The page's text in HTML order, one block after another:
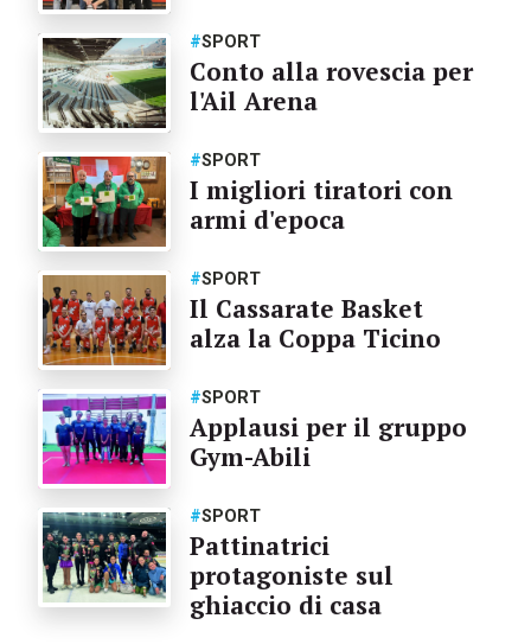
#SPORT
Conto alla rovescia per
l'Ail Arena
#SPORT
I migliori tiratori con
armi d'epoca
#SPORT
Il Cassarate Basket
alza la Coppa Ticino
#SPORT
Applausi per il gruppo
Gym-Abili
#SPORT
Pattinatrici
protagoniste sul
ghiaccio di casa